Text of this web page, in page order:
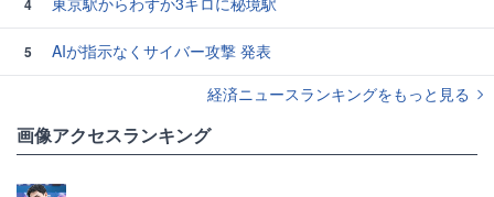
4
5
AIが指示なくサイバー攻撃 発表
経済ニュースランキングをもっと見る
画像アクセスランキング